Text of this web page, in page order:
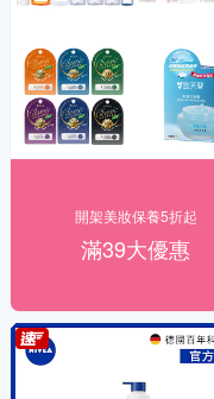
開架美妝保養5折起
滿39大優惠